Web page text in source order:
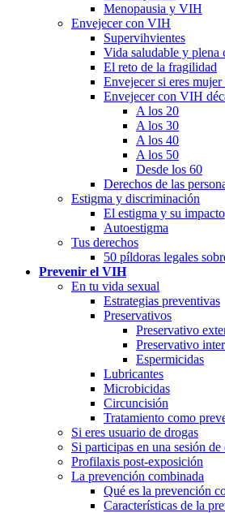
Menopausia y VIH
Envejecer con VIH
Supervihvientes
Vida saludable y
El reto de la fragilidad
Envejecer si eres
Envejecer con VIH
A los 20
A los 30
A los 40
A los 50
Desde los 60
Derechos de las
Estigma y discriminación
El estigma y su impacto
Autoestigma
Tus derechos
50 píldoras legales
Prevenir el VIH
En tu vida sexual
Estrategias preventivas
Preservativos
Preservativo
Preservativo
Espermicidas
Lubricantes
Microbicidas
Circuncisión
Tratamiento como
Si eres usuario de drogas
Si participas en una sesión de
Profilaxis post-exposición
La prevención combinada
Qué es la prevención
Características de la